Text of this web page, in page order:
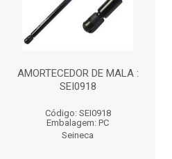
AMORTECEDOR DE MALA :
SEI0918
Código: SEI0918
Embalagem: PC
Seineca